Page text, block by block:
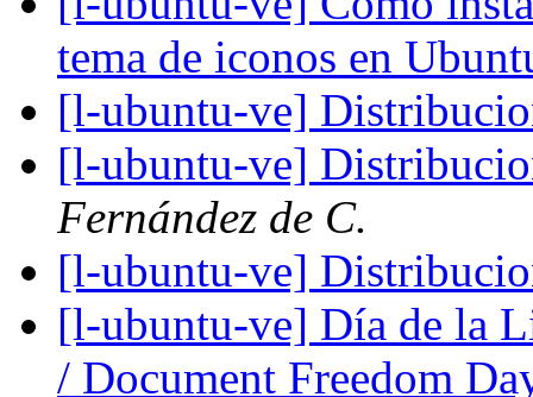
tema de iconos en
[l-ubuntu-ve]
[l-ubuntu-ve]
Fernández de C.
[l-ubuntu-ve]
[l-ubuntu-ve] Día de la
/ Document Freedom